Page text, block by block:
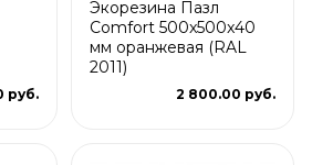
руб.
Экорезина Пазл
Comfort 500x500x40
мм оранжевая (RAL
2011)
2 800.00 руб.